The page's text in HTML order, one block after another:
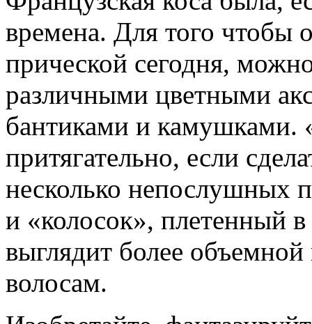
времена. Для того чтобы
прической сегодня,
различными цветными
бантиками и камушками.
притягательно, если
несколько непослушных
и «колосок», плетенный
выглядит более
волосам.